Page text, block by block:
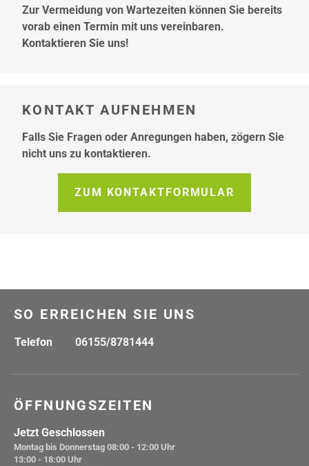
Zur Vermeidung von Wartezeiten können Sie bereits
vorab einen Termin mit uns vereinbaren.
Kontaktieren Sie uns!
KONTAKT AUFNEHMEN
Falls Sie Fragen oder Anregungen haben, zögern Sie
nicht uns zu kontaktieren.
ZUM KONTAKTFORMULAR
SO ERREICHEN SIE UNS
Telefon 06155/8781444
ÖFFNUNGSZEITEN
Jetzt Geschlossen
Montag bis Donnerstag 08:00 - 12:00 Uhr
13:00 - 18:00 Uhr